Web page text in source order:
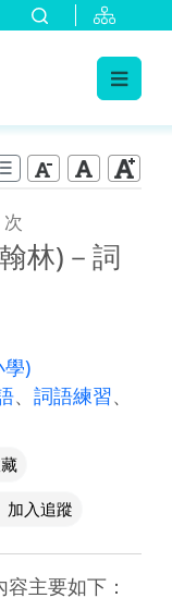
林)－詞
)
、 詞語練習、
加入追蹤
主要如下：